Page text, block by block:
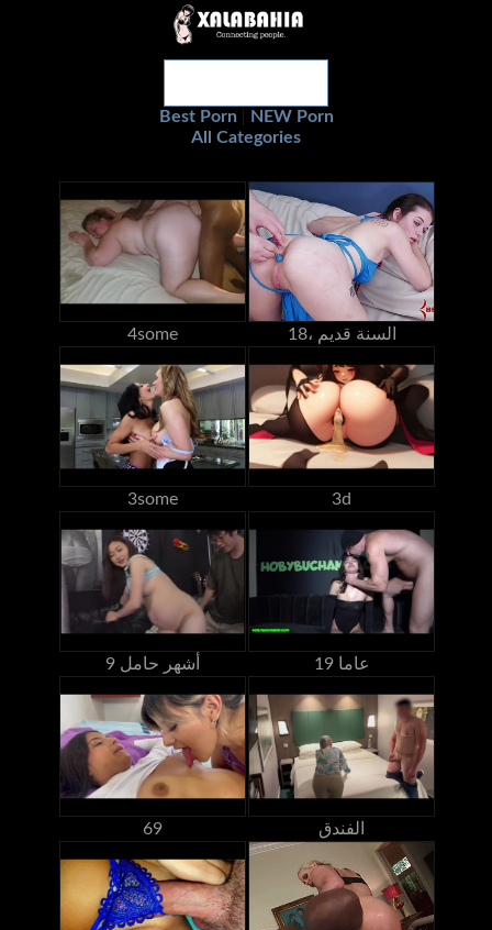
Best Porn
NEW Porn
All Categories
4some 18، السنة قديم
3some 3d
9 أشهر حامل 19 عاما
69 الفندق